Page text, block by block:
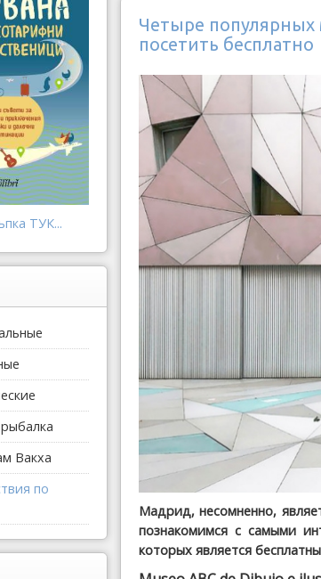
Четыре
посетить бесплатно
Мадрид, несомненно,
познакомимся с самыми
которых является
ТУК...
Вакха
по